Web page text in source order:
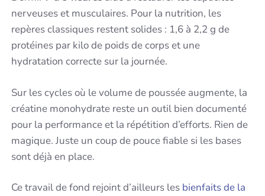
nerveuses et musculaires. Pour la nutrition, les
repères classiques restent solides : 1,6 à 2,2 g de
protéines par kilo de poids de corps et une
hydratation correcte sur la journée.
Sur les cycles où le volume de poussée augmente, la
créatine monohydrate reste un outil bien documenté
pour la performance et la répétition d’efforts. Rien de
magique. Juste un coup de pouce fiable si les bases
sont déjà en place.
Ce travail de fond rejoint d’ailleurs les bienfaits de la